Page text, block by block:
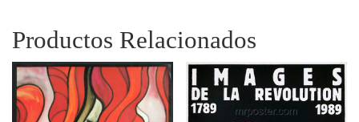
Productos Relacionados